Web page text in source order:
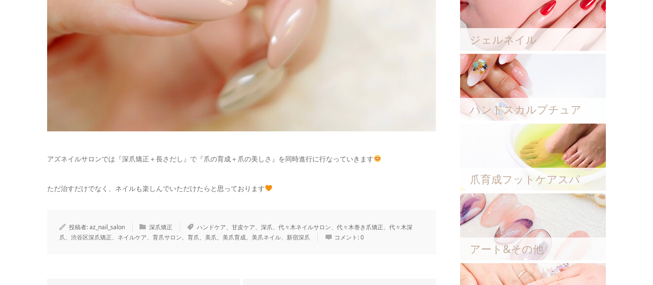
アズネイルサロンでは『深爪矯正＋長さだし』で『爪の育成＋爪の美しさ』を同時進行に行なっていきます
ただ治すだけでなく、ネイルも楽しんでいただけたらと思っております
投稿者:az_nail_salon 深爪矯正
ハンドケア、甘皮ケア、深爪、代々木ネイルサロン、代々木巻き爪矯正、代々木深
爪、渋谷区深爪矯正、ネイルケア、育爪サロン、育爪、美爪、美爪育成、美爪ネイル、新宿深爪
コメント:0
ジェルネイル
ハンドスカルプチュア
爪育成フットケアスパ
アート&その他